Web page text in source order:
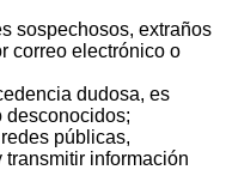
sospechosos, extraños
correo electrónico o
dudosa, es
desconocidos;
públicas,
información